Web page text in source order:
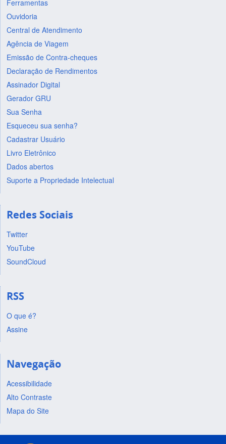
Ferramentas
Ouvidoria
Central de Atendimento
Agência de Viagem
Emissão de Contra-cheques
Declaração de Rendimentos
Assinador Digital
Gerador GRU
Sua Senha
Esqueceu sua senha?
Cadastrar Usuário
Livro Eletrônico
Dados abertos
Suporte a Propriedade Intelectual
Redes Sociais
Twitter
YouTube
SoundCloud
RSS
O que é?
Assine
Navegação
Acessibilidade
Alto Contraste
Mapa do Site